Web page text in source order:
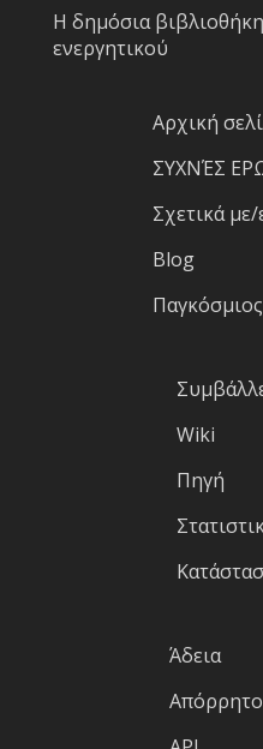
Η δημόσια
ενεργητικού
Αρχική
ΣΥΧΝΈΣ
Σχετικά
Blog
Wiki
Πηγή
Άδεια
Απόρρητο